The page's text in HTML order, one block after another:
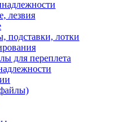
лезвия
подставки, лотки
для переплета